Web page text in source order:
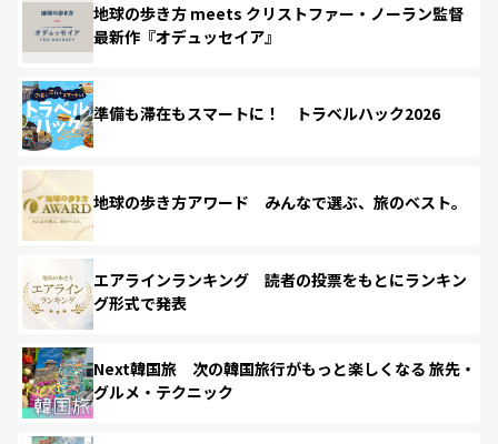
地球の歩き方 meets クリストファー・ノーラン監督
最新作『オデュッセイア』
準備も滞在もスマートに！ トラベルハック2026
地球の歩き方アワード みんなで選ぶ、旅のベスト。
エアラインランキング 読者の投票をもとにランキン
グ形式で発表
Next韓国旅 次の韓国旅行がもっと楽しくなる 旅先・
グルメ・テクニック